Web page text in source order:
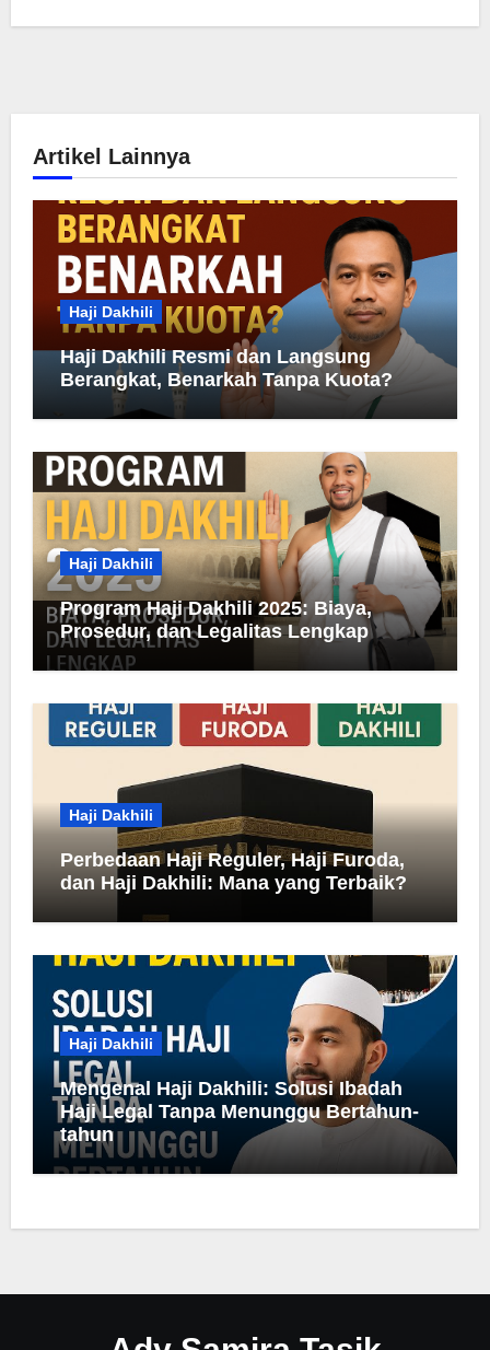
Artikel Lainnya
Haji Dakhili
Haji Dakhili Resmi dan Langsung
Berangkat, Benarkah Tanpa Kuota?
Haji Dakhili
Program Haji Dakhili 2025: Biaya,
Prosedur, dan Legalitas Lengkap
Haji Dakhili
Perbedaan Haji Reguler, Haji Furoda,
dan Haji Dakhili: Mana yang Terbaik?
Haji Dakhili
Mengenal Haji Dakhili: Solusi Ibadah
Haji Legal Tanpa Menunggu Bertahun-
tahun